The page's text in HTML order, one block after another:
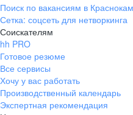
Поиск по вакансиям в
Сетка: соцсеть для нетворкинга
Соискателям
hh PRO
Готовое резюме
Все сервисы
Хочу у вас работать
Производственный календарь
Экспертная рекомендация